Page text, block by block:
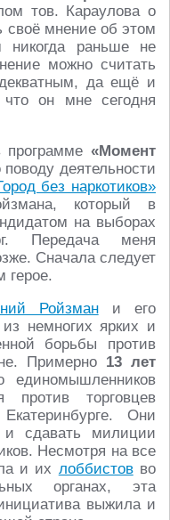
тов. Караулова о
своё мнение об этом
раньше не
можно считать
да ещё и
он мне сегодня
программе «Момент
деятельности
без наркотиков»
который в
на выборах
Передача меня
Сначала следует
герое.
Ройзмани его
немногих ярких и
борьбы против
Примерно 13 лет
единомышленников
против торговцев
Они
сдавать милиции
Несмотря на все
и их лоббистовво
органах, эта
выжила и